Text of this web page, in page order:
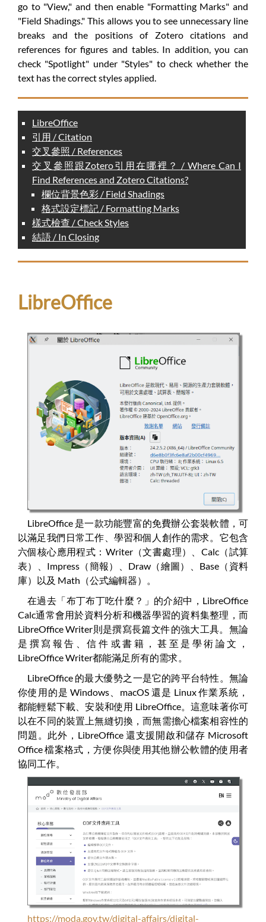
go to "View," and then enable "Formatting Marks" and
"Field Shadings." This allows you to see unnecessary line
breaks and the positions of Zotero citations and
references for figures and tables. In addition, you can
check "Spotlight" under "Styles" to check whether the
text has the correct styles applied.
LibreOffice
引用 / Citation
交叉參照 / References
交叉參照跟Zotero引用在哪裡？ / Where Can I
Find References and Zotero Citations?
欄位背景色彩 / Field Shadings
格式設定標記 / Formatting Marks
樣式檢查 / Check Styles
結語 / In Closing
LibreOffice
LibreOffice 是一款功能豐富的免費辦公套裝軟體，可
以滿足我們日常工作、學習和個人創作的需求。它包含
六個核心應用程式：Writer（文書處理）、Calc（試算
表）、Impress（簡報）、Draw（繪圖）、Base（資料
庫）以及 Math（公式編輯器）。
在過去「布丁布丁吃什麼？」的介紹中，LibreOffice
Calc通常會用於資料分析和機器學習的資料集整理，而
LibreOffice Writer則是撰寫長篇文件的強大工具。無論
是撰寫報告、信件或書籍，甚至是學術論文，
LibreOffice Writer都能滿足所有的需求。
LibreOffice 的最大優勢之一是它的跨平台特性。無論
你使用的是 Windows、macOS 還是 Linux 作業系統，
都能輕鬆下載、安裝和使用 LibreOffice。這意味著你可
以在不同的裝置上無縫切換，而無需擔心檔案相容性的
問題。此外，LibreOffice 還支援開啟和儲存 Microsoft
Office 檔案格式，方便你與使用其他辦公軟體的使用者
協同工作。
https://moda.gov.tw/digital-affairs/digital-